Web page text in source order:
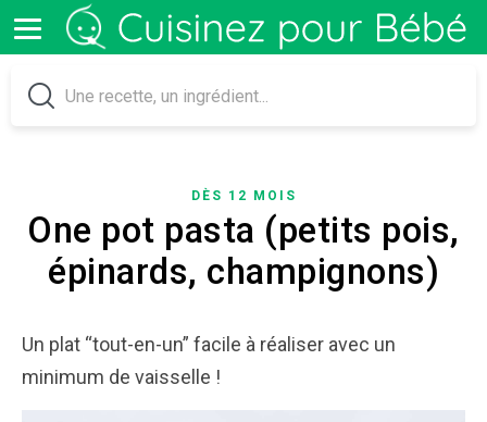
DÈS 12 MOIS
One pot pasta (petits pois,
épinards, champignons)
Un plat “tout-en-un” facile à réaliser avec un
minimum de vaisselle !